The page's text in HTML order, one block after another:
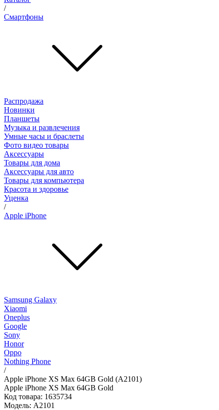
/
Смартфоны
Распродажа
Новинки
Планшеты
Музыка и развлечения
Умные часы и браслеты
Фото видео товары
Аксессуары
Товары для дома
Аксессуары для авто
Товары для компьютера
Красота и здоровье
Уценка
/
Apple iPhone
Samsung Galaxy
Xiaomi
Oneplus
Google
Sony
Honor
Oppo
Nothing Phone
/
Apple iPhone XS Max 64GB Gold (A2101)
Apple iPhone XS Max 64GB Gold
Код товара: 1635734
Модель: A2101